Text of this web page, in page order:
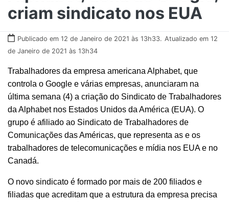
criam sindicato nos EUA
Publicado em 12 de Janeiro de 2021 às 13h33. Atualizado em 12
de Janeiro de 2021 às 13h34
Trabalhadores da empresa americana Alphabet, que
controla o Google e várias empresas, anunciaram na
última semana (4) a criação do Sindicato de Trabalhadores
da Alphabet nos Estados Unidos da América (EUA). O
grupo é afiliado ao Sindicato de Trabalhadores de
Comunicações das Américas, que representa as e os
trabalhadores de telecomunicações e mídia nos EUA e no
Canadá.
O novo sindicato é formado por mais de 200 filiados e
filiadas que acreditam que a estrutura da empresa precisa